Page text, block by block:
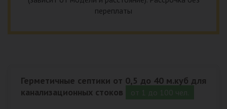
переплаты
Герметичные септики от 0,5 до 40 м.куб для
канализационных стоков